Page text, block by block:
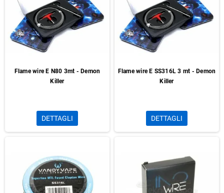
Flame wire E N80 3mt - Demon
Killer
DETTAGLI
Flame wire E SS316L 3 mt - Demon
Killer
DETTAGLI